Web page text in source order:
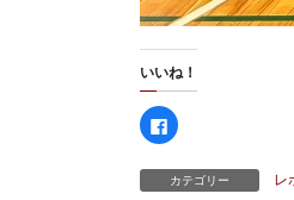
いいね！
F
a
b
o
カテゴリー レ